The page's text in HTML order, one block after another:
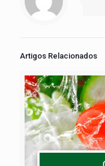
Artigos Relacionados